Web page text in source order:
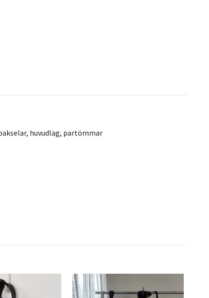
huvudlag, partömmar